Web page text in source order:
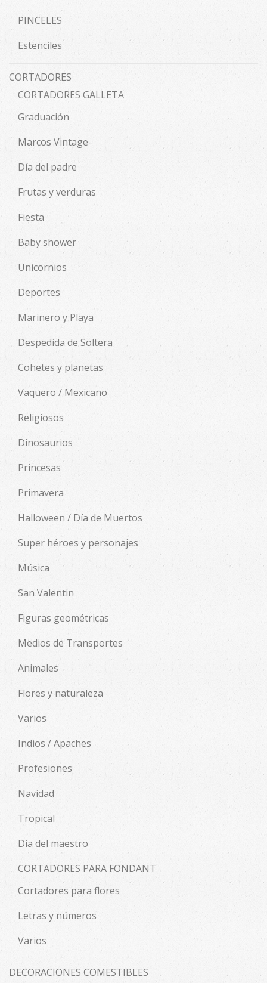
PINCELES
Estenciles
CORTADORES
CORTADORES GALLETA
Graduación
Marcos Vintage
Día del padre
Frutas y verduras
Fiesta
Baby shower
Unicornios
Deportes
Marinero y Playa
Despedida de Soltera
Cohetes y planetas
Vaquero / Mexicano
Religiosos
Dinosaurios
Princesas
Primavera
Halloween / Día de Muertos
Super héroes y personajes
Música
San Valentin
Figuras geométricas
Medios de Transportes
Animales
Flores y naturaleza
Varios
Indios / Apaches
Profesiones
Navidad
Tropical
Día del maestro
CORTADORES PARA FONDANT
Cortadores para flores
Letras y números
Varios
DECORACIONES COMESTIBLES